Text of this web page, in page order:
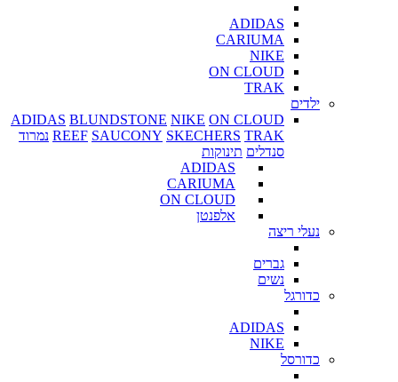
ADIDAS
CARIUMA
NIKE
ON CLOUD
TRAK
ילדים
ADIDAS BLUNDSTONE NIKE ON CLOUD
REEF SAUCONY SKECHERS TRAK
נמרוד
סנדלים תינוקות
ADIDAS
CARIUMA
ON CLOUD
אלפנטן
נעלי ריצה
גברים
נשים
כדורגל
ADIDAS
NIKE
כדורסל